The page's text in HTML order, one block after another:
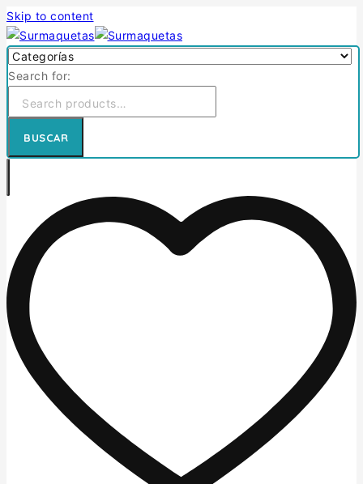
Skip to content
Search for:
BUSCAR